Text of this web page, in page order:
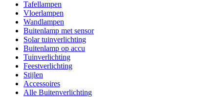
Tafellampen
Vloerlampen
Wandlampen
Buitenlamp met sensor
Solar tuinverlichting
Buitenlamp op accu
Tuinverlichting
Feestverlichting
Stijlen
Accessoires
Alle Buitenverlichting